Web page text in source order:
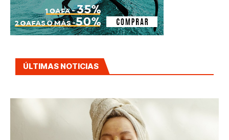
ÚLTIMAS NOTICIAS